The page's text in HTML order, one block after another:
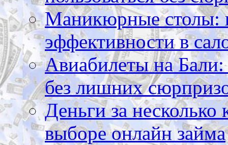
Маникюрные столы:
эффективности в
Авиабилеты на Бали:
без лишних
Деньги за
выборе онлайн займа